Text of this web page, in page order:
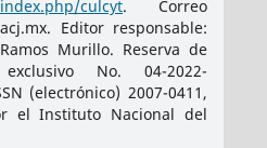
culcyt. Correo
Editor responsable:
Murillo. Reserva de
No. 04-2022-
(electrónico) 2007-0411,
el Instituto Nacional del